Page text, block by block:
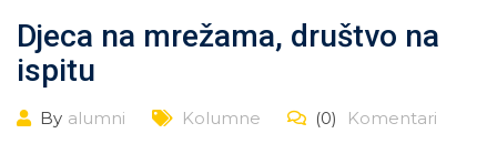
Djeca na mrežama, društvo na
ispitu
By alumni Kolumne (0) Komentari